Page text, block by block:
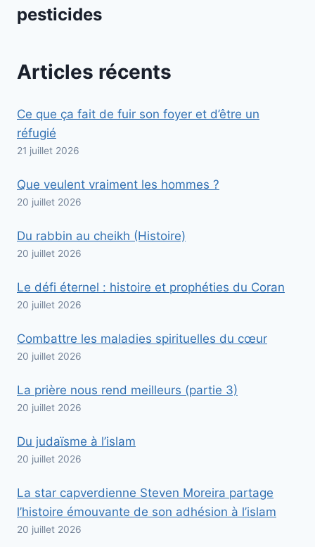
pesticides
Articles récents
Ce que ça fait de fuir son foyer et d’être un
réfugié
21 juillet 2026
Que veulent vraiment les hommes ?
20 juillet 2026
Du rabbin au cheikh (Histoire)
20 juillet 2026
Le défi éternel : histoire et prophéties du Coran
20 juillet 2026
Combattre les maladies spirituelles du cœur
20 juillet 2026
La prière nous rend meilleurs (partie 3)
20 juillet 2026
Du judaïsme à l’islam
20 juillet 2026
La star capverdienne Steven Moreira partage
l’histoire émouvante de son adhésion à l’islam
20 juillet 2026